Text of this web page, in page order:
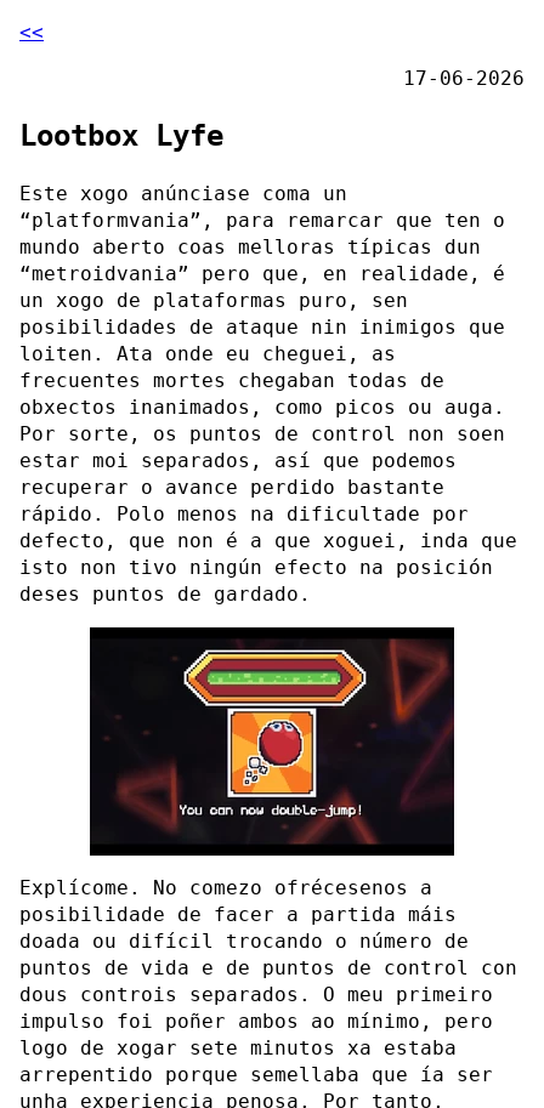
<<
17-06-2026
Lootbox Lyfe
Este xogo anúnciase coma un
“platformvania”, para remarcar que ten o
mundo aberto coas melloras típicas dun
“metroidvania” pero que, en realidade, é
un xogo de plataformas puro, sen
posibilidades de ataque nin inimigos que
loiten. Ata onde eu cheguei, as
frecuentes mortes chegaban todas de
obxectos inanimados, como picos ou auga.
Por sorte, os puntos de control non soen
estar moi separados, así que podemos
recuperar o avance perdido bastante
rápido. Polo menos na dificultade por
defecto, que non é a que xoguei, inda que
isto non tivo ningún efecto na posición
deses puntos de gardado.
Explícome. No comezo ofrécesenos a
posibilidade de facer a partida máis
doada ou difícil trocando o número de
puntos de vida e de puntos de control con
dous controis separados. O meu primeiro
impulso foi poñer ambos ao mínimo, pero
logo de xogar sete minutos xa estaba
arrepentido porque semellaba que ía ser
unha experiencia penosa. Por tanto,